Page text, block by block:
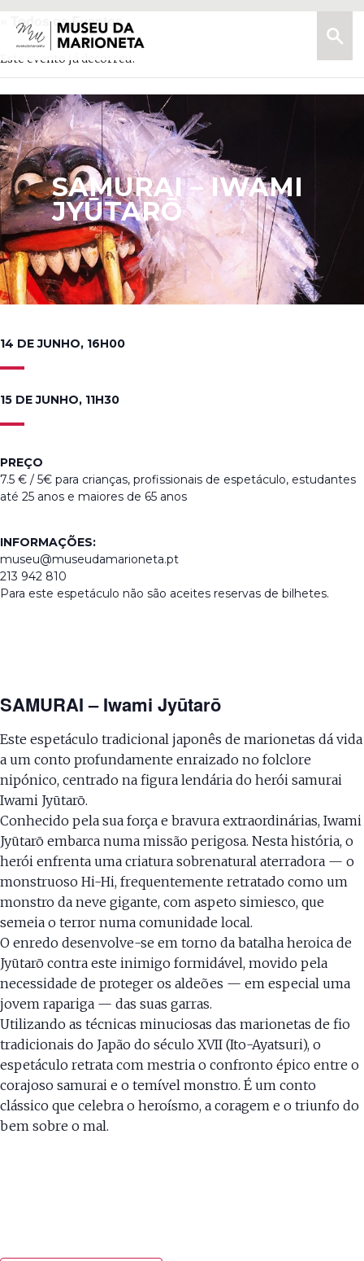
Museu
da
Marioneta
« Todos os Eventos
Este evento já decorreu.
SAMURAI – IWAMI
JYŪTARŌ
14 DE JUNHO, 16H00
15 DE JUNHO, 11H30
PREÇO
7.5 € / 5€ para crianças, profissionais de espetáculo, estudantes
até 25 anos e maiores de 65 anos
INFORMAÇÕES:
museu@museudamarioneta.pt
213 942 810
Para este espetáculo não são aceites reservas de bilhetes.
SAMURAI – Iwami Jyūtarō
Este espetáculo tradicional japonês de marionetas dá vida
a um conto profundamente enraizado no folclore
nipónico, centrado na figura lendária do herói samurai
Iwami Jyūtarō.
Conhecido pela sua força e bravura extraordinárias, Iwami
Jyūtarō embarca numa missão perigosa. Nesta história, o
herói enfrenta uma criatura sobrenatural aterradora — o
monstruoso Hi-Hi, frequentemente retratado como um
monstro da neve gigante, com aspeto simiesco, que
semeia o terror numa comunidade local.
O enredo desenvolve-se em torno da batalha heroica de
Jyūtarō contra este inimigo formidável, movido pela
necessidade de proteger os aldeões — em especial uma
jovem rapariga — das suas garras.
Utilizando as técnicas minuciosas das marionetas de fio
tradicionais do Japão do século XVII (Ito-Ayatsuri), o
espetáculo retrata com mestria o confronto épico entre o
corajoso samurai e o temível monstro. É um conto
clássico que celebra o heroísmo, a coragem e o triunfo do
bem sobre o mal.